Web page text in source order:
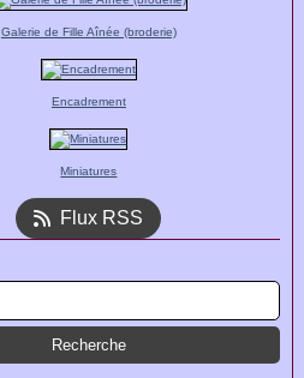
Galerie de Fille Aînée (broderie)
Encadrement
Miniatures
Flux RSS